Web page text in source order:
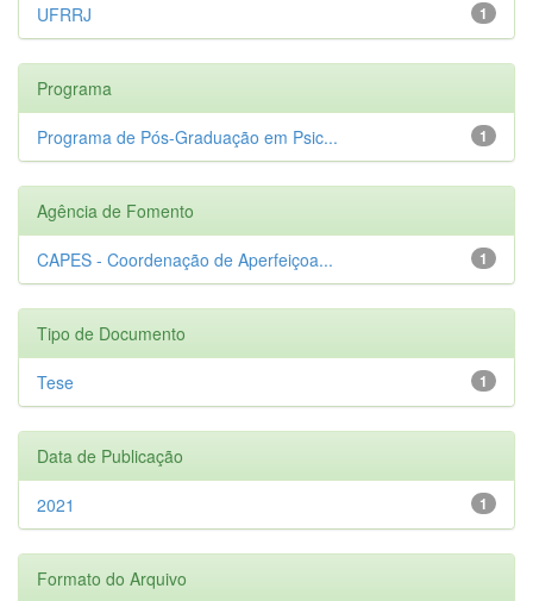
1
UFRRJ
Programa
1
Programa de Pós-Graduação em Psic...
Agência de Fomento
1
CAPES - Coordenação de Aperfeiçoa...
Tipo de Documento
1
Tese
Data de Publicação
1
2021
Formato do Arquivo